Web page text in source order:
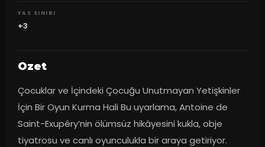
YAS SINIRI
+3
Ozet
Çocuklar ve İçindeki Çocuğu Unutmayan Yetişkinler
İçin Bir Oyun Kurma Hali Bu uyarlama, Antoine de
Saint-Exupéry’nin ölümsüz hikâyesini kukla, obje
tiyatrosu ve canlı oyunculukla bir araya getiriyor.